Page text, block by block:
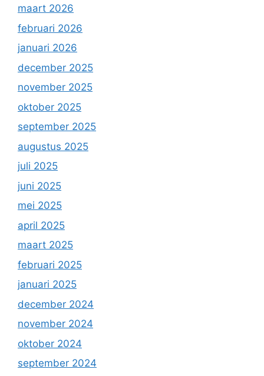
maart 2026
februari 2026
januari 2026
december 2025
november 2025
oktober 2025
september 2025
augustus 2025
juli 2025
juni 2025
mei 2025
april 2025
maart 2025
februari 2025
januari 2025
december 2024
november 2024
oktober 2024
september 2024